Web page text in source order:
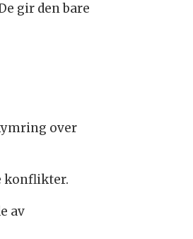
gir den bare
over
konflikter.
av